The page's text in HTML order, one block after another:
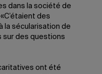
dans la société de
des
la sécularisation de
sur des questions
ont été